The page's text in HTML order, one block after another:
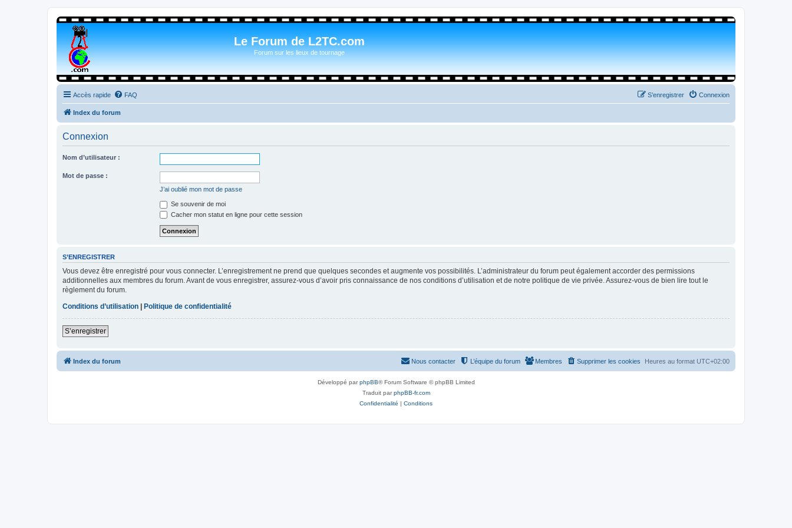
Le Forum de L2TC.com
Forum sur les lieux de tournage
Accès rapide FAQ Connexion
S’enregistrer
Index du forum
Connexion
Nom d’utilisateur :
Mot de passe :
J’ai oublié mon mot de passe
Se souvenir de moi
Cacher mon statut en ligne pour cette session
S’ENREGISTRER
Vous devez être enregistré pour vous connecter. L’enregistrement ne prend que quelques secondes et augmente vos possibilités. L’administrateur du forum peut également accorder des permissions
additionnelles aux membres du forum. Avant de vous enregistrer, assurez-vous d’avoir pris connaissance de nos conditions d’utilisation et de notre politique de vie privée. Assurez-vous de bien lire tout le
règlement du forum.
Conditions d’utilisation | Politique de confidentialité
S’enregistrer
Index du forum Heures au format UTC+02:00
Supprimer les cookies
Membres
L’équipe du forum
Nous contacter
Développé parphpBB® Forum Software © phpBB Limited
Traduit parphpBB-fr.com
Confidentialité | Conditions